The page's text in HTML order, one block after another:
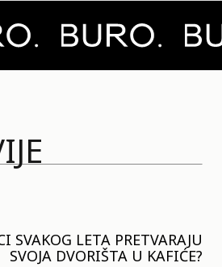
SVAKOG LETA PRETVARAJU
SVOJA DVORIŠTA U KAFIĆE?